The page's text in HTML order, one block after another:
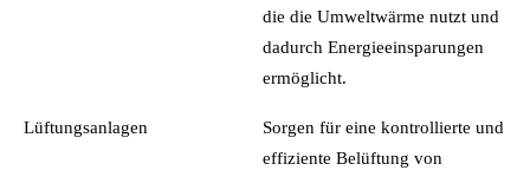
die die Umweltwärme nutzt und
dadurch Energieeinsparungen
ermöglicht.
Lüftungsanlagen
Sorgen für eine kontrollierte und
effiziente Belüftung von